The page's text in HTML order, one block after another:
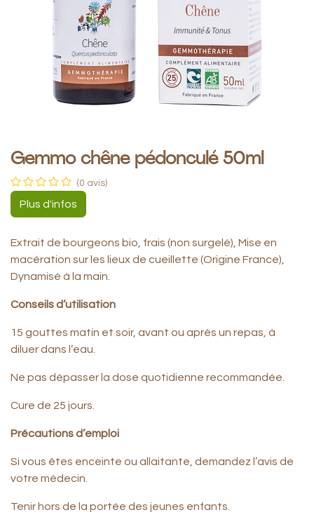
Gemmo chêne pédonculé 50ml
(0 avis)
Plus d'infos
Extrait de bourgeons bio, frais (non surgelé), Mise en
macération sur les lieux de cueillette (Origine France),
Dynamisé à la main.
Conseils d’utilisation
15 gouttes matin et soir, avant ou après un repas, à
diluer dans l’eau.
Ne pas dépasser la dose quotidienne recommandée.
Cure de 25 jours.
Précautions d’emploi
Si vous êtes enceinte ou allaitante, demandez l’avis de
votre médecin.
Tenir hors de la portée des jeunes enfants.